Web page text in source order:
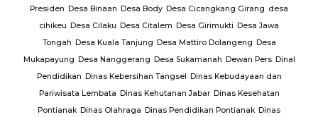
Presiden Desa Binaan Desa Body Desa Cicangkang Girang desa
cihikeu Desa Cilaku Desa Citalem Desa Girimukti Desa Jawa
Tongah Desa Kuala Tanjung Desa Mattiro Dolangeng Desa
Mukapayung Desa Nanggerang Desa Sukamanah Dewan Pers Dinal
Pendidikan Dinas Kebersihan Tangsel Dinas Kebudayaan dan
Pariwisata Lembata Dinas Kehutanan Jabar Dinas Kesehatan
Pontianak Dinas Olahraga Dinas Pendidikan Pontianak Dinas